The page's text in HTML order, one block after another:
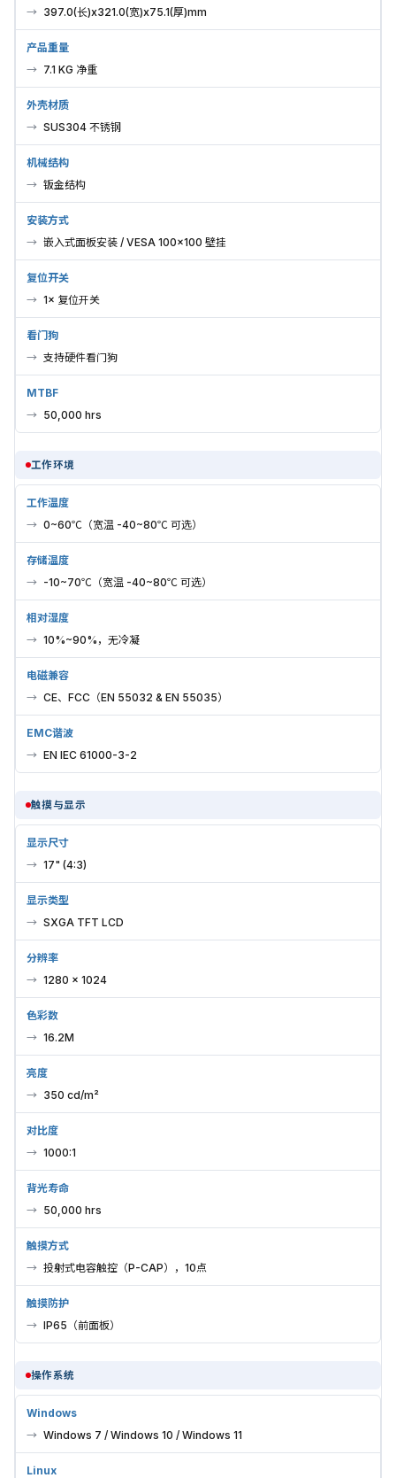
397.0(长)x321.0(宽)x75.1(厚)mm
产品重量
7.1 KG 净重
外壳材质
SUS304 不锈钢
机械结构
钣金结构
安装方式
嵌入式面板安装 / VESA 100×100 壁挂
复位开关
1× 复位开关
看门狗
支持硬件看门狗
MTBF
50,000 hrs
工作环境
工作温度
0~60℃（宽温 -40~80℃ 可选）
存储温度
-10~70℃（宽温 -40~80℃ 可选）
相对湿度
10%~90%，无冷凝
电磁兼容
CE、FCC（EN 55032 & EN 55035）
EMC谐波
EN IEC 61000-3-2
触摸与显示
显示尺寸
17" (4:3)
显示类型
SXGA TFT LCD
分辨率
1280 × 1024
色彩数
16.2M
亮度
350 cd/m²
对比度
1000:1
背光寿命
50,000 hrs
触摸方式
投射式电容触控（P-CAP），10点
触摸防护
IP65（前面板）
操作系统
Windows
Windows 7 / Windows 10 / Windows 11
Linux